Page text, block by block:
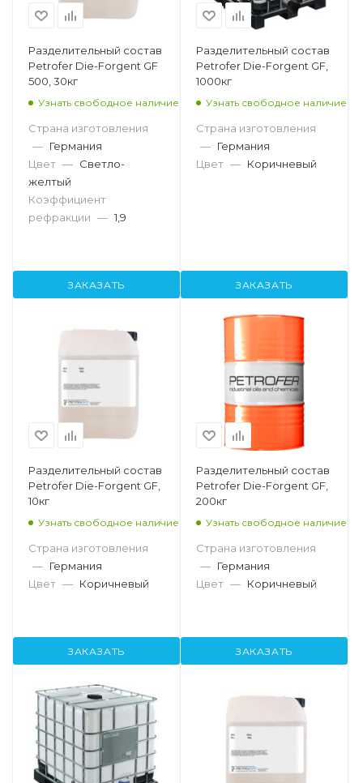
Разделительный состав
Petrofer Die-Forgent GF
500, 30кг
Узнать свободное наличие
Страна изготовления
— Германия
Цвет — Светло-
желтый
Коэффициент
рефракции — 1,9
ЗАКАЗАТЬ
Разделительный состав
Petrofer Die-Forgent GF,
1000кг
Узнать свободное наличие
Страна изготовления
— Германия
Цвет — Коричневый
ЗАКАЗАТЬ
Разделительный состав
Petrofer Die-Forgent GF,
10кг
Узнать свободное наличие
Страна изготовления
— Германия
Цвет — Коричневый
ЗАКАЗАТЬ
Разделительный состав
Petrofer Die-Forgent GF,
200кг
Узнать свободное наличие
Страна изготовления
— Германия
Цвет — Коричневый
ЗАКАЗАТЬ